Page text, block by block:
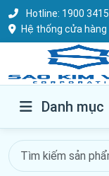
Hotline: 1900 3415
Hệ thống cửa hàng
Danh mục